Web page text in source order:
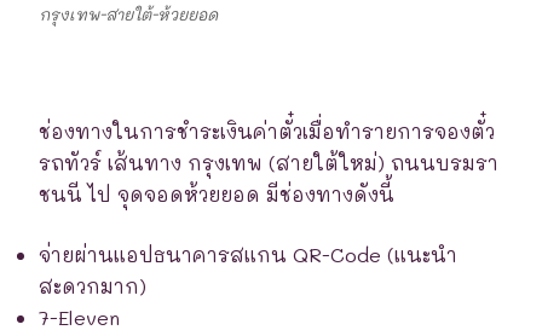
กรุงเทพ-สายใต้-ห้วยยอด
ช่องทางในการชำระเงินค่าตั๋วเมื่อทำรายการจองตั๋ว
รถทัวร์ เส้นทาง กรุงเทพ (สายใต้ใหม่) ถนนบรมรา
ชนนี ไป จุดจอดห้วยยอด มีช่องทางดังนี้
จ่ายผ่านแอปธนาคารสแกน QR-Code (แนะนำ
สะดวกมาก)
7-Eleven